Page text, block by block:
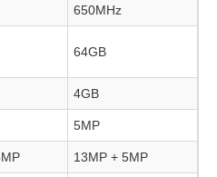
650MHz
64GB
4GB
5MP
13MP + 5MP